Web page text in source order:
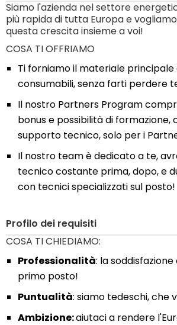
Siamo l'azienda nel settore
più rapida di tutta Europa e
questa crescita insieme a voi!
COSA TI OFFRIAMO
Ti forniamo il materiale
consumabili, senza farti perdere
Il nostro Partners Program
bonus e possibilità di formazione,
supporto tecnico, solo per i
Il nostro team è dedicato a te,
tecnico costante prima, dopo, e
con tecnici specializzati sul posto!
Profilo dei requisiti
COSA TI CHIEDIAMO:
Professionalità: la
primo posto!
Puntualità: siamo tedeschi, che
Ambizione:aiutaci a rendere